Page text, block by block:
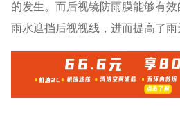
的发生。而后视镜防雨膜能够有
雨水遮挡后视视线，进而提高了雨